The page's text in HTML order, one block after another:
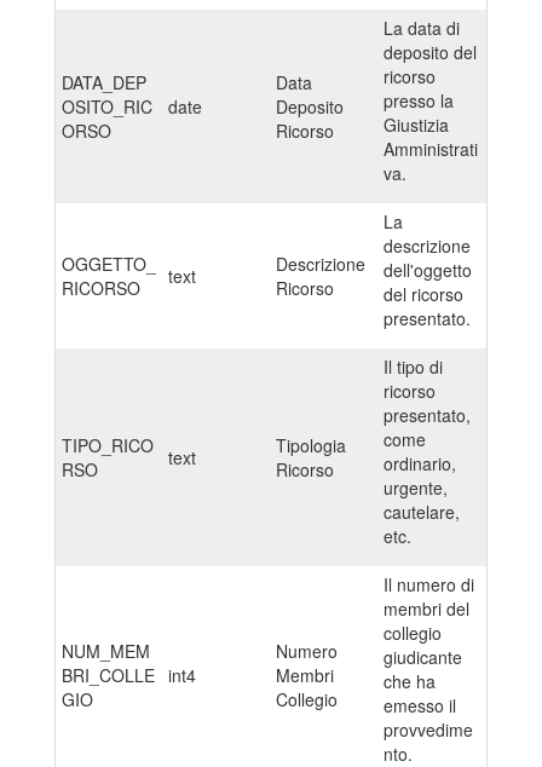
DATA_DEP
OSITO_RIC
ORSO
date
Data
Deposito
Ricorso
La data di
deposito del
ricorso
presso la
Giustizia
Amministrati
va.
OGGETTO_
RICORSO
text
Descrizione
Ricorso
La
descrizione
dell'oggetto
del ricorso
presentato.
TIPO_RICO
RSO
text
Tipologia
Ricorso
Il tipo di
ricorso
presentato,
come
ordinario,
urgente,
cautelare,
etc.
NUM_MEM
BRI_COLLE
GIO
int4
Numero
Membri
Collegio
Il numero di
membri del
collegio
giudicante
che ha
emesso il
provvedime
nto.